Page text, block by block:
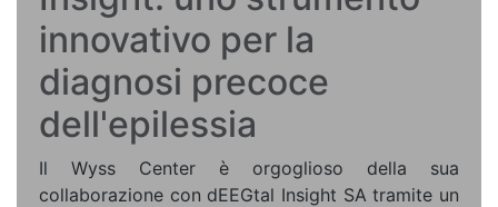
innovativo per la
diagnosi precoce
dell'epilessia
Il Wyss Center è orgoglioso della sua
collaborazione con dEEGtal Insight SA tramite un